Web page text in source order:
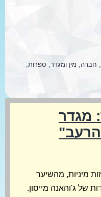
חברה, מין ומגדר, ספרות,
מגדר
הרעב"
מיניות, מהשיער
של ג'והאנה מייסון.